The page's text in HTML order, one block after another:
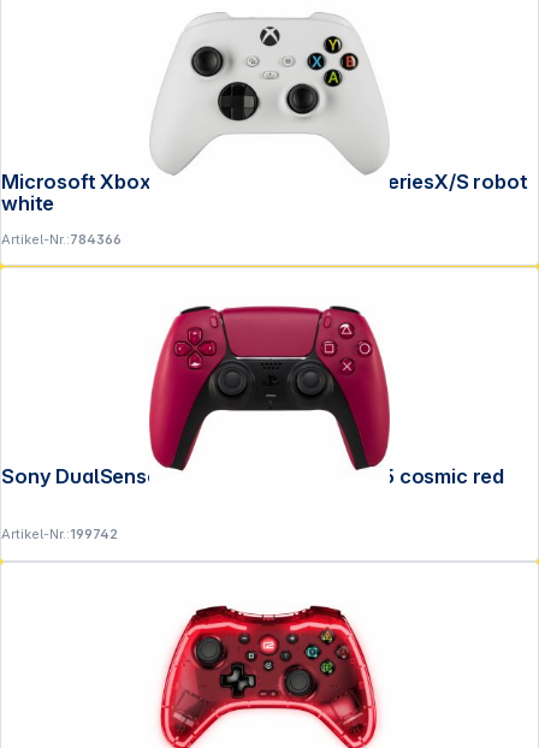
Microsoft Xbox Wirel. Controller Xbox SeriesX/S robot
white
Artikel-Nr.:784366
Sony DualSense Wireless Controller PS5 cosmic red
Artikel-Nr.:199742